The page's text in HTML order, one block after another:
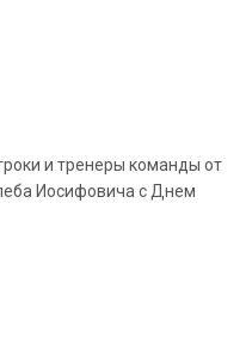
и тренеры команды от
Иосифовича с Днем